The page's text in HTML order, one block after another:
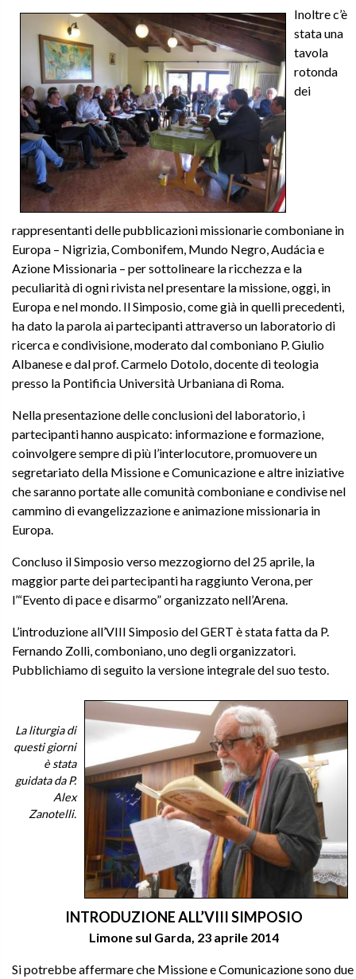
Inoltre c’è
stata una
tavola
rotonda
dei
rappresentanti delle pubblicazioni missionarie comboniane in
Europa – Nigrizia, Combonifem, Mundo Negro, Audácia e
Azione Missionaria – per sottolineare la ricchezza e la
peculiarità di ogni rivista nel presentare la missione, oggi, in
Europa e nel mondo. Il Simposio, come già in quelli precedenti,
ha dato la parola ai partecipanti attraverso un laboratorio di
ricerca e condivisione, moderato dal comboniano P. Giulio
Albanese e dal prof. Carmelo Dotolo, docente di teologia
presso la Pontificia Università Urbaniana di Roma.
Nella presentazione delle conclusioni del laboratorio, i
partecipanti hanno auspicato: informazione e formazione,
coinvolgere sempre di più l’interlocutore, promuovere un
segretariato della Missione e Comunicazione e altre iniziative
che saranno portate alle comunità comboniane e condivise nel
cammino di evangelizzazione e animazione missionaria in
Europa.
Concluso il Simposio verso mezzogiorno del 25 aprile, la
maggior parte dei partecipanti ha raggiunto Verona, per
l’“Evento di pace e disarmo” organizzato nell’Arena.
L’introduzione all’VIII Simposio del GERT è stata fatta da P.
Fernando Zolli, comboniano, uno degli organizzatori.
Pubblichiamo di seguito la versione integrale del suo testo.
La liturgia di
questi giorni
è stata
guidata da P.
Alex
Zanotelli.
INTRODUZIONE ALL’VIII SIMPOSIO
Limone sul Garda, 23 aprile 2014
Si potrebbe affermare che Missione e Comunicazione sono due